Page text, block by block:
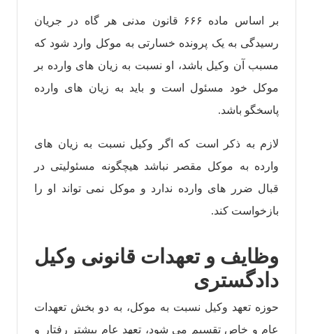
بر اساس ماده ۶۶۶ قانون مدنی هر گاه در جریان
رسیدگی به یک پرونده خسارتی به موکل وارد شود که
مسبب آن وکیل باشد، او نسبت به زیان های وارده بر
موکل خود مسئول است و باید به زیان های وارده
پاسخگو باشد.
لازم به ذکر است که اگر وکیل نسبت به زیان های
وارده به موکل مقصر نباشد هیچگونه مسئولیتی در
قبال ضرر های وارده ندارد و موکل نمی تواند او را
بازخواست کند.
وظایف و تعهدات قانونی وکیل
دادگستری
حوزه تعهد وکیل نسبت به موکل، به دو بخش تعهدات
عام و خاص تقسیم می شود، تعهد عام بیشتر رفتار و